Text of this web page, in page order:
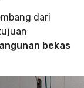
dari
bekas